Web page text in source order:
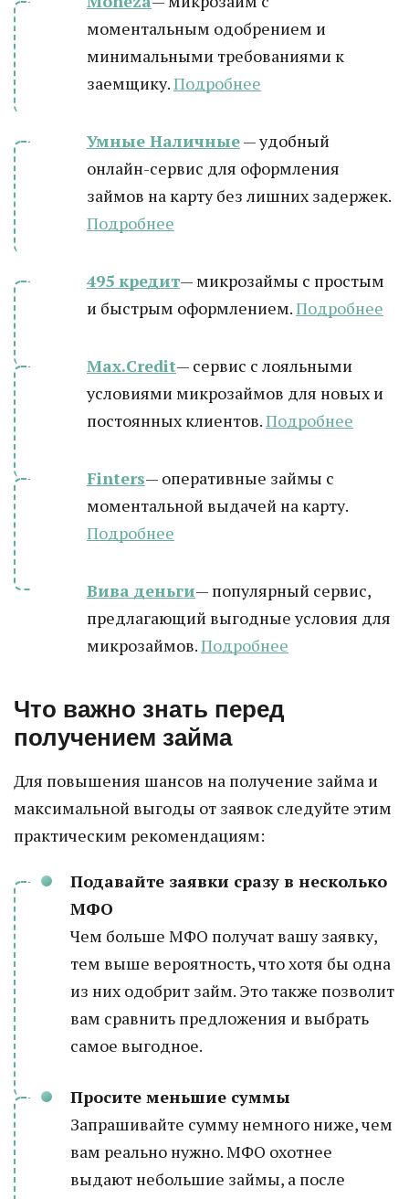
моментальным одобрением и
минимальными требованиями к
заемщику.Подробнее
Умные Наличные— удобный
онлайн-сервис для оформления
займов на карту без лишних задержек.
Подробнее
495 кредит— микрозаймы с простым
и быстрым оформлением.Подробнее
Max.Credit— сервис с лояльными
условиями микрозаймов для новых и
постоянных клиентов.Подробнее
Finters— оперативные займы с
моментальной выдачей на карту.
Подробнее
Вива деньги— популярный сервис,
предлагающий выгодные условия для
микрозаймов.Подробнее
Что важно знать перед
получением займа
Для повышения шансов на получение займа и
максимальной выгоды от заявок следуйте этим
практическим рекомендациям:
Подавайте заявки сразу в несколько
МФО
Чем больше МФО получат вашу заявку,
тем выше вероятность, что хотя бы одна
из них одобрит займ. Это также позволит
вам сравнить предложения и выбрать
самое выгодное.
Просите меньшие суммы
Запрашивайте сумму немного ниже, чем
вам реально нужно. МФО охотнее
выдают небольшие займы, а после